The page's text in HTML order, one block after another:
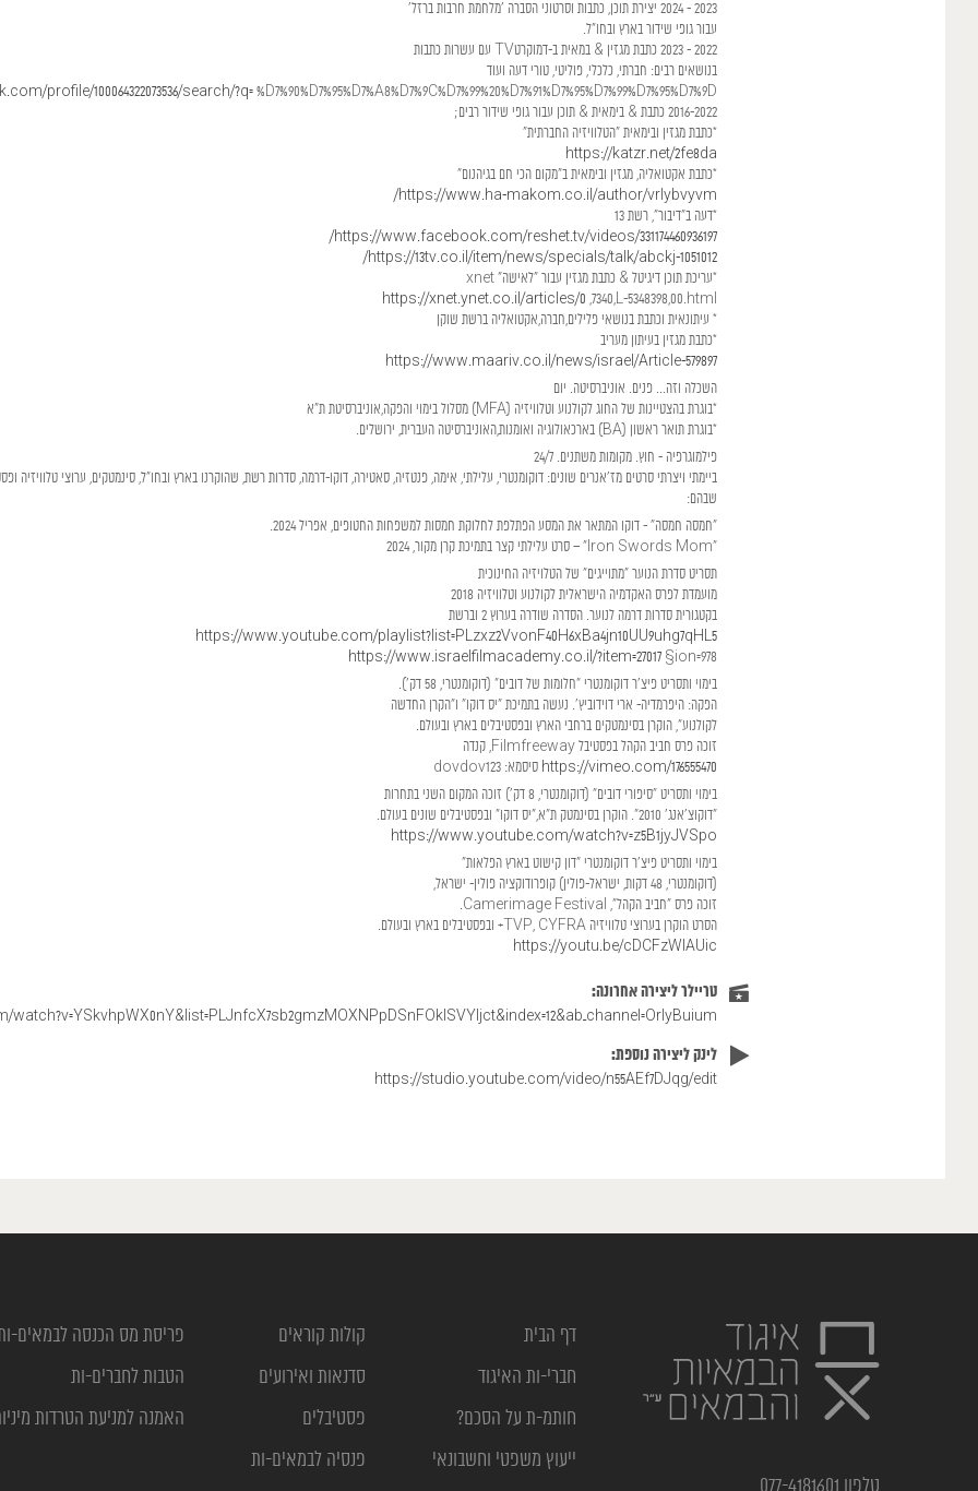
2023 - 2024 יצירת תוכן, כתבות וסרטוני הסברה 'מלחמת חרבות ברזל'
עבור גופי שידור בארץ ובחו"ל.
2022 - 2023 כתבת מגזין & במאית ב-דמוקרטTV עם עשרות כתבות
בנושאים רבים: חברתי, כלכלי, פוליטי, טורי דעה ועוד
profile/100064322073536/search/?q= %D7%90%D7%95%D7%A8%D7%9C%D7%99%20%D7%91%D7%95%D7%99%D7%95%D7%9D
2016-2022 כתבת & בימאית & תוכן עבור גופי שידור רבים;
*כתבת מגזין ובימאית "הטלוויזיה החברתית"
https://katzr.net/2fe8da
*כתבת אקטואליה, מגזין ובימאית ב"מקום הכי חם בגיהנום"
https://www.ha-makom.co.il/author/vrlybvyvm/
*דעה ב"דיבור", רשת 13
https://www.facebook.com/reshet.tv/videos/331174460936197/
https://13tv.co.il/item/news/specials/talk/abckj-1051012/
*עריכת תוכן דיגיטל & כתבת מגזין עבור "לאישה" xnet
https://xnet.ynet.co.il/articles/0 ,7340,L-5348398,00.html
* עיתונאית וכתבת בנושאי פלילים,חברה,אקטואליה ברשת שוקן
*כתבת מגזין בעיתון מעריב
https://www.maariv.co.il/news/israel/Article-579897
השכלה וזה... פנים. אוניברסיטה. יום
*בוגרת בהצטיינות של החוג לקולנוע וטלוויזיה (MFA) מסלול בימוי והפקה,אוניברסיטת ת"א
*בוגרת תואר ראשון (BA) בארכאולוגיה ואומנות,האוניברסיטה העברית, ירושלים.
פילמוגרפיה - חוץ. מקומות משתנים. 24/7
ביימתי ויצרתי סרטים מז'אנרים שונים: דוקומנטרי, עלילתי, אימה, פנטזיה, סאטירה, דוקו-דרמה, סדרות רשת, שהוקרנו בארץ ובחו"ל, סינמטקים, ערוצי טלוויזיה
שבהם:
"חמסה חמסה" - דוקו המתאר את המסע הפתלפת לחלוקת חמסות למשפחות החטופים, אפריל 2024.
"Iron Swords Mom" – סרט עלילתי קצר בתמיכת קרן מקור, 2024
תסריט סדרת הנוער "מתוייגים" של הטלויזיה החינוכית
מועמדת לפרס האקדמיה הישראלית לקולנוע וטלוויזיה 2018
בקטגורית סדרות דרמה לנוער. הסדרה שודרה בערוץ 2 וברשת
https://www.youtube.com/playlist?list=PLzxz2VvonF40H6xBa4jn10UU9uhg7qHL5
https://www.israelfilmacademy.co.il/?item=27017 §ion=978
בימוי ותסריט פיצ'ר דוקומנטרי "חלומות של דובים" (דוקומנטרי, 58 דק').
הפקה: היפרמדיה- ארי דוידוביץ'. נעשה בתמיכת "יס דוקו" ו"הקרן החדשה
לקולנוע", הוקרן בסינמטקים ברחבי הארץ ובפסטיבלים בארץ ובעולם.
זוכה פרס חביב הקהל בפסטיבל Filmfreeway, קנדה
https://vimeo.com/176555470 סיסמא: dovdov123
בימוי ותסריט "סיפורי דובים" (דוקומנטרי, 8 דק') זוכה המקום השני בתחרות
"דוקוצ'אנג' 2010". הוקרן בסינמטק ת"א,"יס דוקו" ובפסטיבלים שונים בעולם.
https://www.youtube.com/watch?v=z5B1jyJVSpo
בימוי ותסריט פיצ'ר דוקומנטרי "דון קישוט בארץ הפלאות"
(דוקומנטרי, 48 דקות, ישראל-פולין) קופרודוקציה פולין- ישראל,
זוכה פרס "חביב הקהל", Camerimage Festival.
הסרט הוקרן בערוצי טלוויזיה TVP, CYFRA+ ובפסטיבלים בארץ ובעולם.
https://youtu.be/cDCFzWIAUic
טריילר ליצירה אחרונה:
לינק ליצירה נוספת:
https://studio.youtube.com/video/n55AEf7DJqg/edit
דף הבית
חברי-ות האיגוד
חותמ-ת על הסכם?
ייעוץ משפטי וחשבונאי
קולות קוראים
סדנאות ואירועים
פסטיבלים
פנסיה לבמאים-ות
פריסת מס הכנסה לבמאים-
הטבות לחברים-ות
האמנה למניעת הטרדות